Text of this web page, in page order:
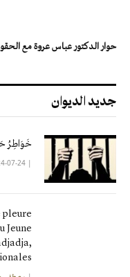
حوار الدكتور عباس عروة مع
جديد الديوان
خَوَاطِرُ
|
07-24
pleure
Jeune